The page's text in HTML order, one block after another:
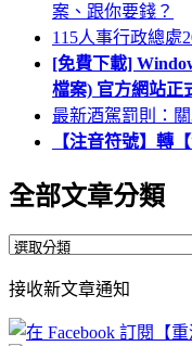
案、跟你要錢？
115人事行政總處
[免費下載]
檔案) 官方網站正
最新酒駕罰則：
【注音符號】轉
全部文章分類
全
文
章
接收新文章通知